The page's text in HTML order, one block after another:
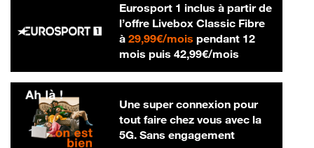
Eurosport 1 inclus à partir de
l’offre Livebox Classic Fibre
à 29,99€/mois29,99 € par mois
pendant 12
mois puis 42,99€/mois42,99 € par
Une super connexion pour
tout faire chez vous avec la
5G. Sans engagement